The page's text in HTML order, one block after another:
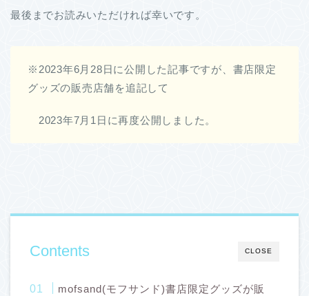
最後までお読みいただければ幸いです。
※2023年6月28日に公開した記事ですが、書店限定
グッズの販売店舗を追記して
2023年7月1日に再度公開しました。
CLOSE
Contents
mofsand(モフサンド)書店限定グッズが販